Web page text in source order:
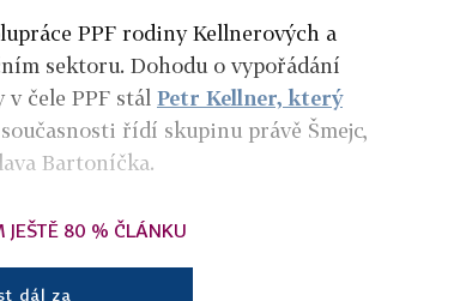
PPF rodiny Kellnerových a
sektoru. Dohodu o vypořádání
v čele PPF stál Petr Kellner, který
řídí skupinu právě Šmejc,
Bartoníčka.
JEŠTĚ 80 % ČLÁNKU
dál za